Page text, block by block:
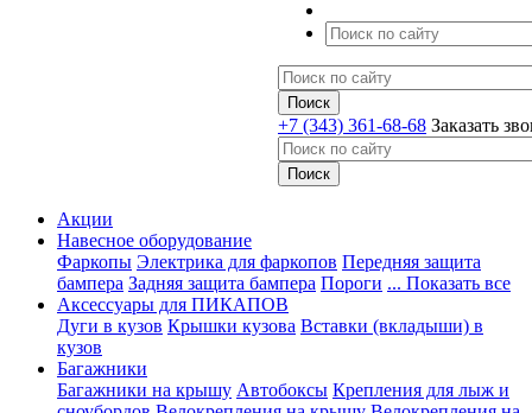
+7 (343) 361-68-68 Заказать
Акции
Навесное оборудование
Фаркопы Электрика для фаркопов Передняя защита
бампера Задняя защита бампера Пороги ... Показать все
Аксессуары для ПИКАПОВ
Дуги в кузов Крышки кузова Вставки (вкладыши) в
кузов
Багажники
Багажники на крышу Автобоксы Крепления для лыж и